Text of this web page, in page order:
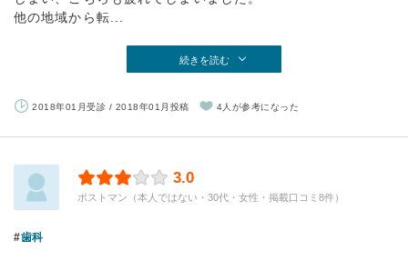
他の地域から転...
続きを読む
2018年01月受診 / 2018年01月投稿 4人が参考になった
3.0
ポストマン（本人ではない・30代・女性・掲載口コミ8件）
歯科